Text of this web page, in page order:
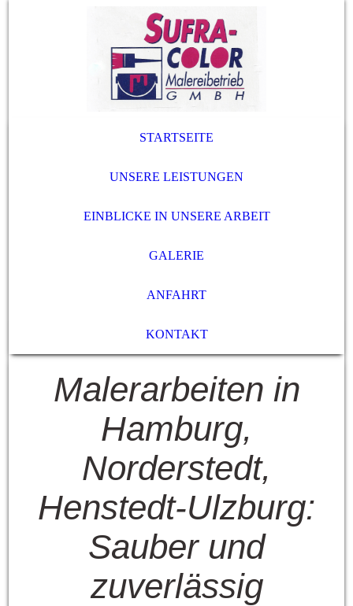
STARTSEITE
UNSERE LEISTUNGEN
EINBLICKE IN UNSERE ARBEIT
GALERIE
ANFAHRT
KONTAKT
Malerarbeiten in
Hamburg,
Norderstedt,
Henstedt-Ulzburg:
Sauber und
zuverlässig